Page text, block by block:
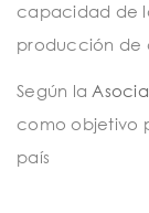
capacidad de
producción de
Según la
como objetivo
país